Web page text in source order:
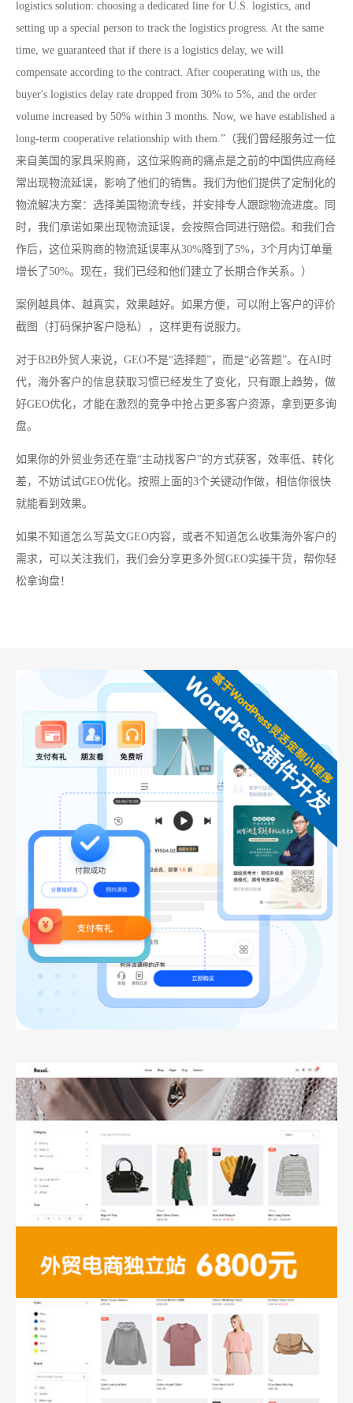
logistics solution: choosing a dedicated line for U.S. logistics, and
setting up a special person to track the logistics progress. At the same
time, we guaranteed that if there is a logistics delay, we will
compensate according to the contract. After cooperating with us, the
buyer's logistics delay rate dropped from 30% to 5%, and the order
volume increased by 50% within 3 months. Now, we have established a
long-term cooperative relationship with them.”（我们曾经服务过一位
来自美国的家具采购商，这位采购商的痛点是之前的中国供应商经
常出现物流延误，影响了他们的销售。我们为他们提供了定制化的
物流解决方案：选择美国物流专线，并安排专人跟踪物流进度。同
时，我们承诺如果出现物流延误，会按照合同进行赔偿。和我们合
作后，这位采购商的物流延误率从30%降到了5%，3个月内订单量
增长了50%。现在，我们已经和他们建立了长期合作关系。）
案例越具体、越真实，效果越好。如果方便，可以附上客户的评价
截图（打码保护客户隐私），这样更有说服力。
对于B2B外贸人来说，GEO不是“选择题”，而是“必答题”。在AI时
代，海外客户的信息获取习惯已经发生了变化，只有跟上趋势，做
好GEO优化，才能在激烈的竞争中抢占更多客户资源，拿到更多询
盘。
如果你的外贸业务还在靠“主动找客户”的方式获客，效率低、转化
差，不妨试试GEO优化。按照上面的3个关键动作做，相信你很快
就能看到效果。
如果不知道怎么写英文GEO内容，或者不知道怎么收集海外客户的
需求，可以关注我们，我们会分享更多外贸GEO实操干货，帮你轻
松拿询盘！